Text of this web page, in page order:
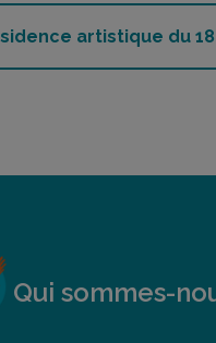
artistique du
Qui sommes-